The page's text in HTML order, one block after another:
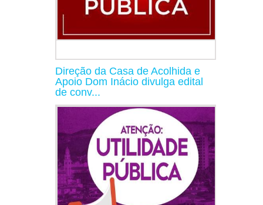
Direção da Casa de Acolhida e
Apoio Dom Inácio divulga edital
de conv...